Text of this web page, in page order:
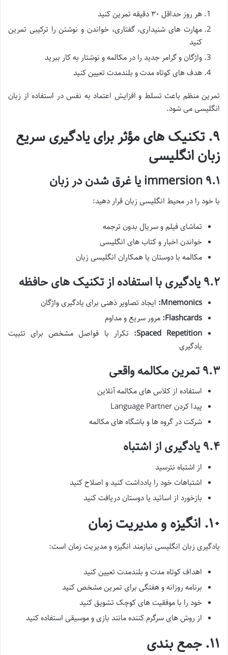
هر روز حداقل ۳۰ دقیقه تمرین کنید
مهارت های شنیداری، گفتاری، خواندن و نوشتن را ترکیبی تمرین
کنید
واژگان و گرامر جدید را در مکالمه و نوشتار به کار ببرید
هدف های کوتاه مدت و بلندمدت تعیین کنید
تمرین منظم باعث تسلط و افزایش اعتماد به نفس در استفاده از زبان
انگلیسی می شود.
۹. تکنیک های مؤثر برای یادگیری سریع
زبان انگلیسی
۹.۱ immersion یا غرق شدن در زبان
با خود را در محیط انگلیسی زبان قرار دهید:
تماشای فیلم و سریال بدون ترجمه
خواندن اخبار و کتاب های انگلیسی
مکالمه با دوستان یا همکاران انگلیسی زبان
۹.۲ یادگیری با استفاده از تکنیک های حافظه
Mnemonics: ایجاد تصاویر ذهنی برای یادگیری واژگان
Flashcards: مرور سریع و مداوم
Spaced Repetition:
تکرار با فواصل مشخص برای تثبیت
یادگیری
۹.۳ تمرین مکالمه واقعی
استفاده از کلاس های مکالمه آنلاین
پیدا کردن Language Partner
شرکت در گروه ها و باشگاه های مکالمه
۹.۴ یادگیری از اشتباه
از اشتباه نترسید
اشتباهات خود را یادداشت کنید و اصلاح کنید
بازخورد از اساتید یا دوستان دریافت کنید
۱۰. انگیزه و مدیریت زمان
یادگیری زبان انگلیسی نیازمند انگیزه و مدیریت زمان است:
اهداف کوتاه مدت و بلندمدت تعیین کنید
برنامه روزانه و هفتگی برای تمرین مشخص کنید
خود را با موفقیت های کوچک تشویق کنید
از روش های سرگرم کننده مانند بازی و موسیقی استفاده کنید
۱۱. جمع بندی